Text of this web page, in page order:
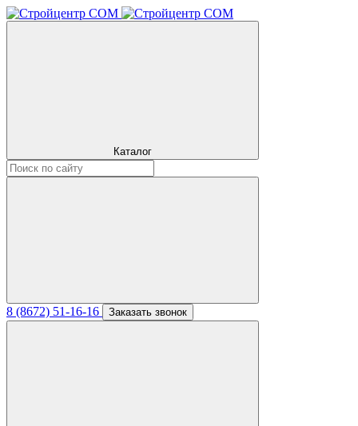
Каталог
8 (8672) 51-16-16 Заказать звонок